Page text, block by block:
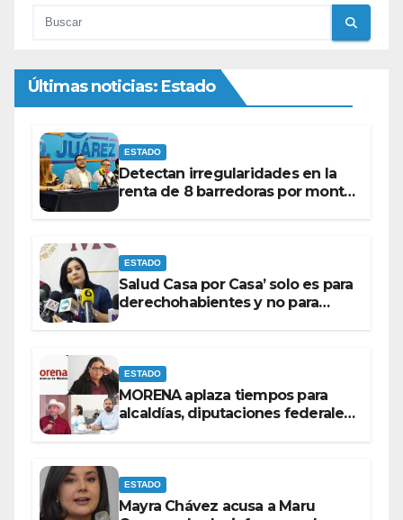
Últimas noticias: Estado
ESTADO
Detectan irregularidades en la
renta de 8 barredoras por monto
ESTADO
Salud Casa por Casa’ solo es para
derechohabientes y no para
ESTADO
MORENA aplaza tiempos para
alcaldías, diputaciones federales
ESTADO
Mayra Chávez acusa a Maru